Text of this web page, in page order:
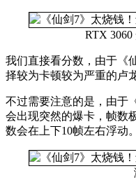
RTX
我们直接看分数，由于《
择较为卡顿较为严重的卢
不过需要注意的是，由于
会出现突然的爆卡，帧数
数会在上下10帧左右浮动。